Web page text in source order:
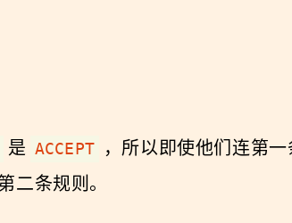
是 ACCEPT
，所以即使他们连第
二条规则。